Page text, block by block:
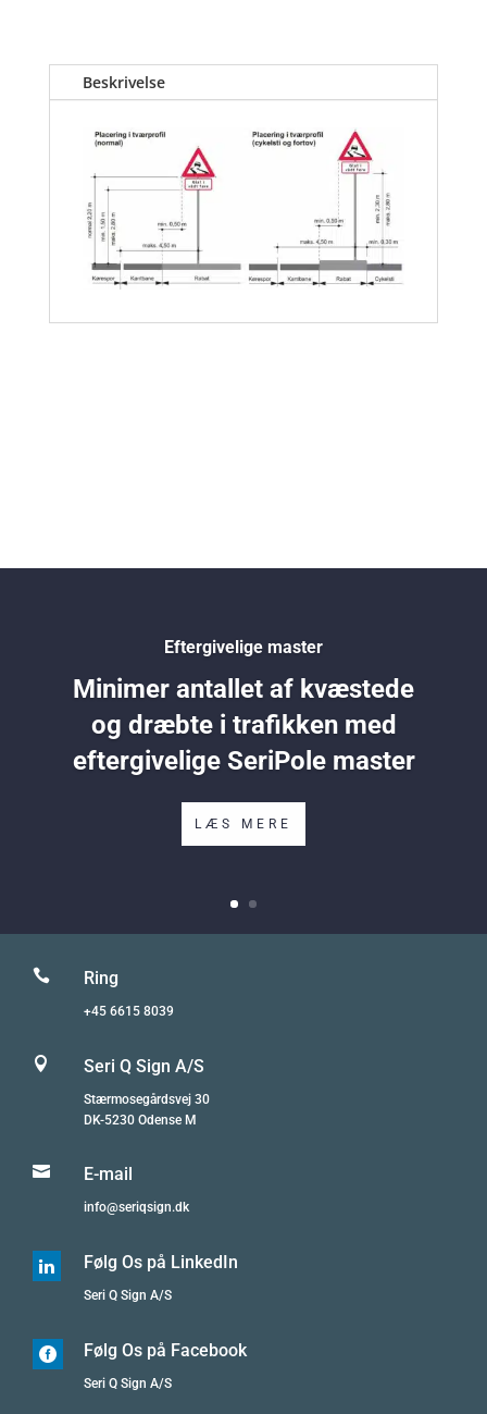
Beskrivelse
Eftergivelige master
Minimer antallet af kvæstede
og dræbte i trafikken med
eftergivelige SeriPole master
LÆS MERE
 Ring
+45 6615 8039
 Seri Q Sign A/S
Stærmosegårdsvej 30
DK-5230 Odense M
 E-mail
info@seriqsign.dk
 Følg Os på LinkedIn
Seri Q Sign A/S
 Følg Os på Facebook
Seri Q Sign A/S